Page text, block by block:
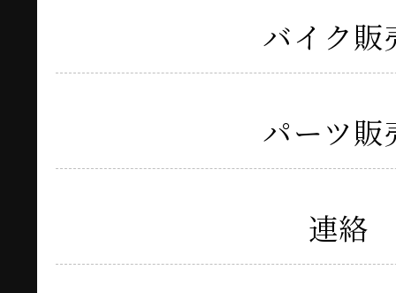
バイク販
パーツ販
連絡